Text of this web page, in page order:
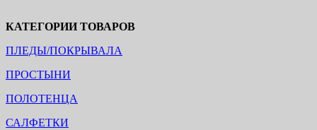
КАТЕГОРИИ ТОВАРОВ
ПЛЕДЫ/ПОКРЫВАЛА
ПРОСТЫНИ
ПОЛОТЕНЦА
САЛФЕТКИ